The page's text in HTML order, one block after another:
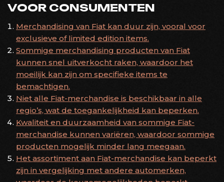
VOOR CONSUMENTEN
Merchandising van Fiat kan duur zijn, vooral voor
exclusieve of limited edition items.
Sommige merchandising producten van Fiat
kunnen snel uitverkocht raken, waardoor het
moeilijk kan zijn om specifieke items te
bemachtigen.
Niet alle Fiat-merchandise is beschikbaar in alle
regio’s, wat de toegankelijkheid kan beperken.
Kwaliteit en duurzaamheid van sommige Fiat-
merchandise kunnen variëren, waardoor sommige
producten mogelijk minder lang meegaan.
Het assortiment aan Fiat-merchandise kan beperkt
zijn in vergelijking met andere automerken,